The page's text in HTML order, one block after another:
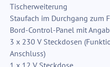
Tischerweiterung
Staufach im Durchgang zum
Bord-Control-Panel mit
3 x 230 V Steckdosen
Anschluss)
1 x 12 V Steckdose